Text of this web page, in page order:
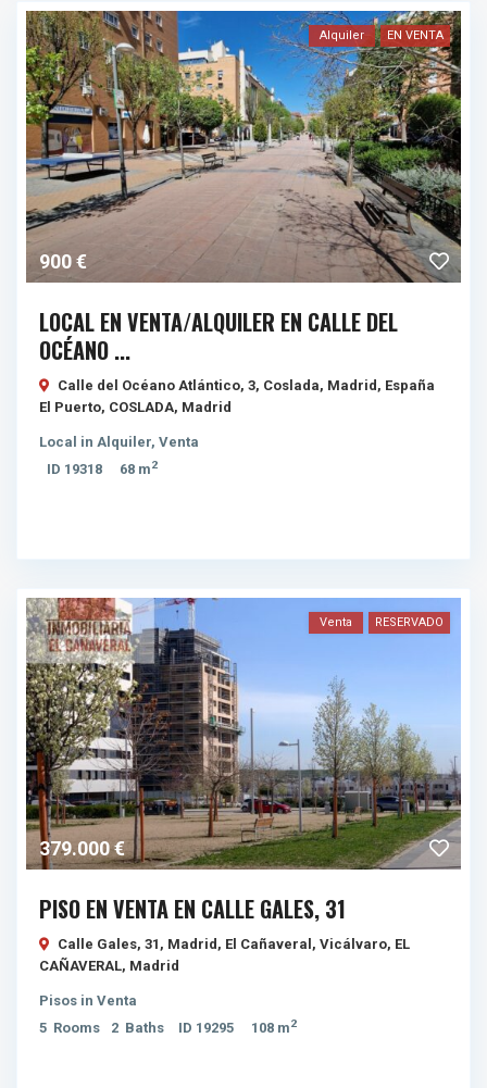
900 €
Alquiler EN VENTA
LOCAL EN VENTA/ALQUILER EN CALLE DEL
OCÉANO ...
Calle del Océano Atlántico, 3, Coslada, Madrid, España
El Puerto, COSLADA, Madrid
Local inAlquiler,Venta
ID 19318 68 m2
379.000 €
Venta RESERVADO
PISO EN VENTA EN CALLE GALES, 31
Calle Gales, 31, Madrid, El Cañaveral, Vicálvaro, EL
CAÑAVERAL, Madrid
Pisos inVenta
5 Rooms 2 Baths ID 19295 108 m2